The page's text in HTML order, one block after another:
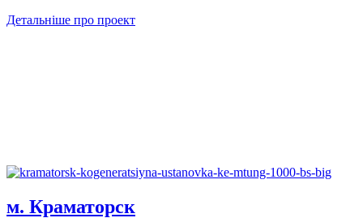
Детальніше про проект
м. Краматорск